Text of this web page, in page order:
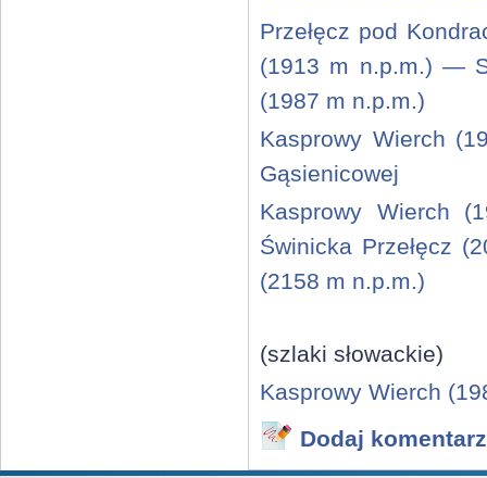
Przełęcz pod
(1913 m n.p.m.) —
(1987 m n.p.m.)
Kasprowy Wierch
Gąsienicowej
Kasprowy Wierch
Świnicka Przełęcz
(2158 m n.p.m.)
(szlaki słowackie)
Kasprowy Wierch
Dodaj komentarz